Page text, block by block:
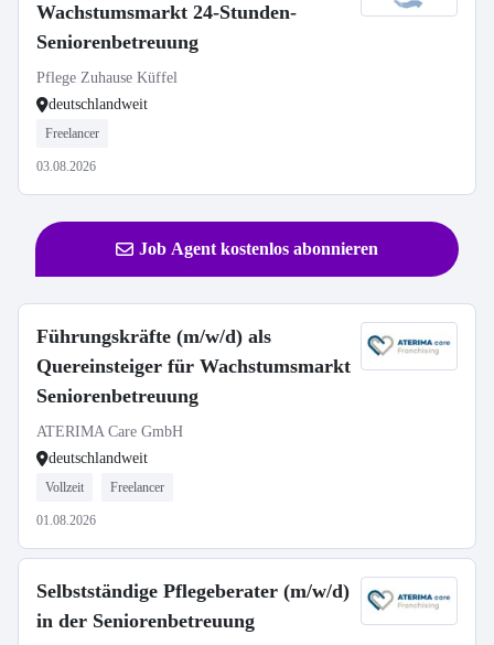
Wachstumsmarkt 24-Stunden-
Seniorenbetreuung
Pflege Zuhause Küffel
deutschlandweit
Freelancer
03.08.2026
Job Agent kostenlos abonnieren
Führungskräfte (m/w/d) als
Quereinsteiger für Wachstumsmarkt
Seniorenbetreuung
ATERIMA Care GmbH
deutschlandweit
Vollzeit Freelancer
01.08.2026
Selbstständige Pflegeberater (m/w/d)
in der Seniorenbetreuung